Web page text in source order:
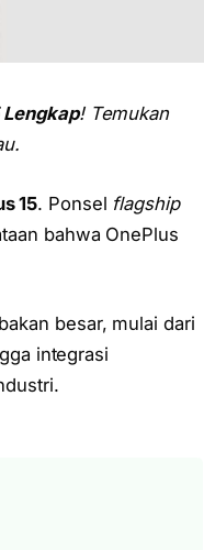
Lengkap! Temukan
15. Ponsel flagship
bahwa OnePlus
besar, mulai dari
integrasi